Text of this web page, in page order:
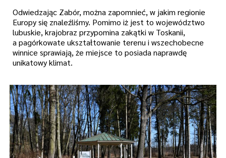
Odwiedzając Zabór, można zapomnieć, w jakim regionie
Europy się znaleźliśmy. Pomimo iż jest to województwo
lubuskie, krajobraz przypomina zakątki w Toskanii,
a pagórkowate ukształtowanie terenu i wszechobecne
winnice sprawiają, że miejsce to posiada naprawdę
unikatowy klimat.